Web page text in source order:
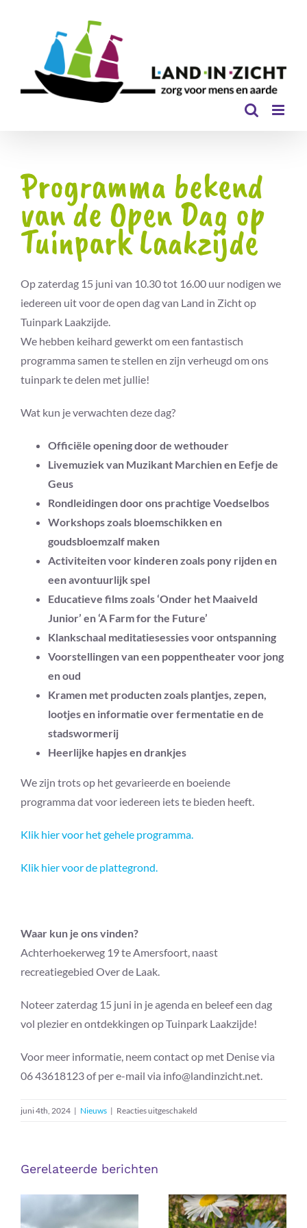
Programma bekend
van de Open Dag op
Tuinpark Laakzijde
Op zaterdag 15 juni van 10.30 tot 16.00 uur nodigen we
iedereen uit voor de open dag van Land in Zicht op
Tuinpark Laakzijde.
We hebben keihard gewerkt om een fantastisch
programma samen te stellen en zijn verheugd om ons
tuinpark te delen met jullie!
Wat kun je verwachten deze dag?
Officiële opening door de wethouder
Livemuziek van Muzikant Marchien en Eefje de
Geus
Rondleidingen door ons prachtige Voedselbos
Workshops zoals bloemschikken en
goudsbloemzalf maken
Activiteiten voor kinderen zoals pony rijden en
een avontuurlijk spel
Educatieve films zoals ‘Onder het Maaiveld
Junior’ en ‘A Farm for the Future’
Klankschaal meditatiesessies voor ontspanning
Voorstellingen van een poppentheater voor jong
en oud
Kramen met producten zoals plantjes, zepen,
lootjes en informatie over fermentatie en de
stadswormerij
Heerlijke hapjes en drankjes
We zijn trots op het gevarieerde en boeiende
programma dat voor iedereen iets te bieden heeft.
Klik hier voor het gehele programma.
Klik hier voor de plattegrond.
Waar kun je ons vinden?
Achterhoekerweg 19 te Amersfoort, naast
recreatiegebied Over de Laak.
Noteer zaterdag 15 juni in je agenda en beleef een dag
vol plezier en ontdekkingen op Tuinpark Laakzijde!
Voor meer informatie, neem contact op met Denise via
06 43618123 of per e-mail via info@landinzicht.net.
juni 4th, 2024 | Nieuws | Reacties uitgeschakeld
Dag
op
Tuinpark
Gerelateerde berichten